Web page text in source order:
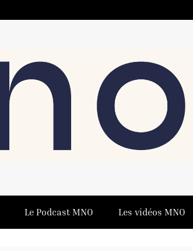
Le Podcast MNO Les vidéos MNO